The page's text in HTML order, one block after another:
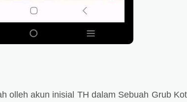
olleh akun inisial TH dalam Sebuah Grub